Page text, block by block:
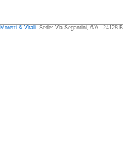
Moretti & Vitali. Sede: Via Segantini, 6/A . 24128